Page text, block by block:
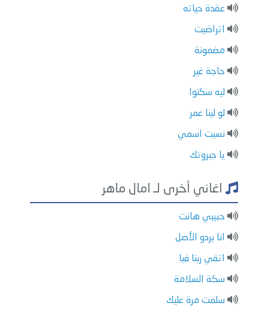
عقدة حياته
اتراضيت
مضمونة
حاجة غير
ليه سكتوا
لو لينا عمر
نسيت اسمي
يا جبروتك
اغاني أخرى لـ امال ماهر
حبيبي هانت
انا بردو الأصل
اتقي ربنا فيا
سكة السلامة
سلمت مرة عليك